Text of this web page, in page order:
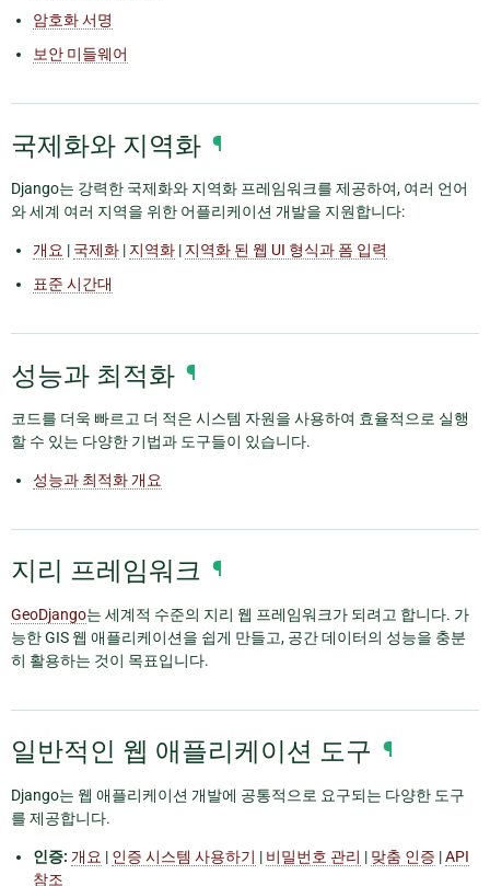
암호화 서명
보안 미들웨어
국제화와 지역화 ¶
Django는 강력한 국제화와 지역화 프레임워크를 제공하여, 여러 언어
와 세계 여러 지역을 위한 어플리케이션 개발을 지원합니다:
개요 | 국제화 | 지역화 | 지역화 된 웹 UI 형식과 폼 입력
표준 시간대
성능과 최적화 ¶
코드를 더욱 빠르고 더 적은 시스템 자원을 사용하여 효율적으로 실행
할 수 있는 다양한 기법과 도구들이 있습니다.
성능과 최적화 개요
지리 프레임워크 ¶
GeoDjango는 세계적 수준의 지리 웹 프레임워크가 되려고 합니다. 가
능한 GIS 웹 애플리케이션을 쉽게 만들고, 공간 데이터의 성능을 충분
히 활용하는 것이 목표입니다.
일반적인 웹 애플리케이션 도구 ¶
Django는 웹 애플리케이션 개발에 공통적으로 요구되는 다양한 도구
를 제공합니다.
인증: 개요 | 인증 시스템 사용하기 | 비밀번호 관리 | 맞춤 인증 |API
참조